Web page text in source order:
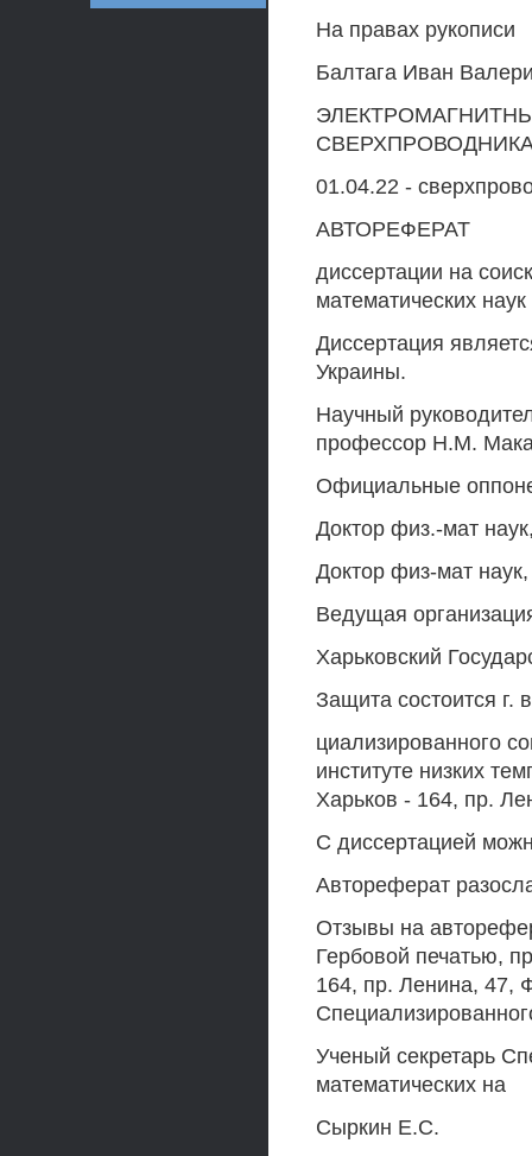
На правах рукописи
Балтага Иван
01.04.22 -
АВТОРЕФЕРАТ
диссертации на
математических наук
Диссертация
Украины.
Научный
профессор Н.М.
Официальные
Доктор физ.-мат
Доктор физ-мат
Ведущая
Харьковский
Защита состоится г.
циализированного
институте низких
Харьков - 164, пр.
С диссертацией
Автореферат
Отзывы на
Гербовой печатью,
164, пр. Ленина, 47,
Ученый секретарь
математических на
Сыркин Е.С.